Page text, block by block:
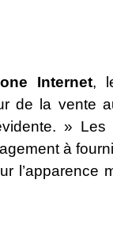
Internet,
de la vente
» Les
à
l’apparence